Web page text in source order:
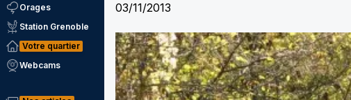
Orages
Station Grenoble
Votre quartier
Webcams
03/11/2013